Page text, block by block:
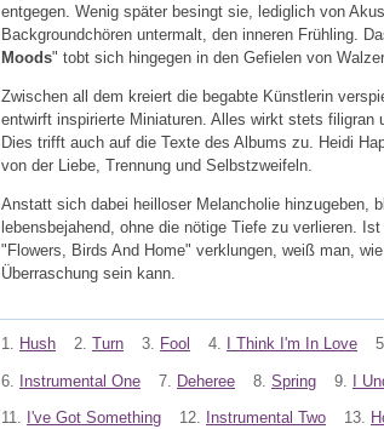
entgegen. Wenig später besingt sie, lediglich von
Backgroundchören untermalt, den inneren Frühling.
Moods" tobt sich hingegen in den Gefielen von
Zwischen all dem kreiert die begabte Künstlerin
entwirft inspirierte Miniaturen. Alles wirkt stets filigran
Dies trifft auch auf die Texte des Albums zu. Heidi
von der Liebe, Trennung und Selbstzweifeln.
Anstatt sich dabei heilloser Melancholie hinzugeben,
lebensbejahend, ohne die nötige Tiefe zu verlieren.
"Flowers, Birds And Home" verklungen, weiß man,
Überraschung sein kann.
1. Hush 2. Turn 3. Fool 4. I Think I'm In Love 5.
6. Instrumental One 7. Deheree 8. Spring 9. I
11. I've Got Something 12. Instrumental Two 13.